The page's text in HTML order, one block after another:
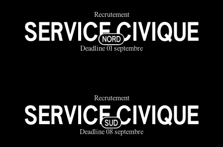
Recrutement
SERVICE CIVIQUE
Deadline 01 septembre
Recrutement
SERVICE CIVIQUE
Deadline 08 septembre